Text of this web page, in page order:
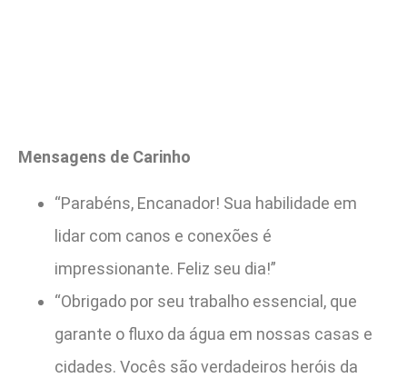
Mensagens de Carinho
“Parabéns, Encanador! Sua habilidade em
lidar com canos e conexões é
impressionante. Feliz seu dia!”
“Obrigado por seu trabalho essencial, que
garante o fluxo da água em nossas casas e
cidades. Vocês são verdadeiros heróis da